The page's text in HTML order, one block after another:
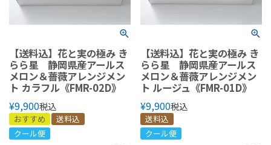
【送料込】花と実の極み き
らら星 静岡県産アールス
メロン＆薔薇アレンジメン
ト カラフル《FMR-02D》
¥9,900税込
おすすめ
送料込
クール便
【送料込】花と実の極み き
らら星 静岡県産アールス
メロン＆薔薇アレンジメン
ト ルージュ《FMR-01D》
¥9,900税込
送料込
クール便